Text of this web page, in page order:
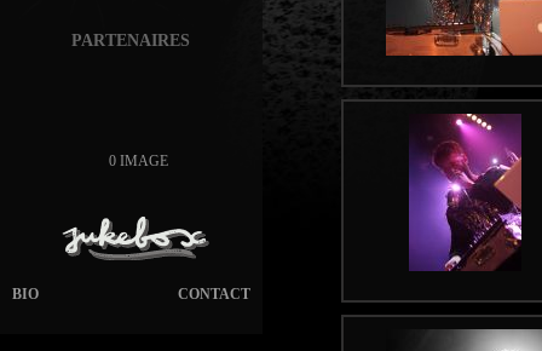
PARTENAIRES
0 IMAGE
CONTACT
BIO